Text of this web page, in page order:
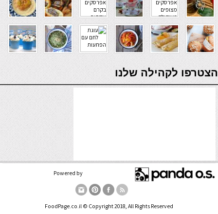
verde casino
הצטרפו לקהילה שלנו
Powered by
FoodPage.co.il © Copyright 2018, All Rights Reserved